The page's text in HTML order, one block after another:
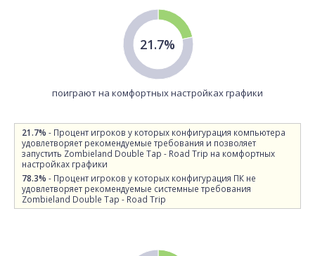
21.7%
поиграют на комфортных настройках графики
21.7% - Процент игроков у которых конфигурация компьютера
удовлетворяет рекомендуемые требования и позволяет
запустить Zombieland Double Tap - Road Trip на комфортных
настройках графики
78.3% - Процент игроков у которых конфигурация ПК не
удовлетворяет рекомендуемые системные требования
Zombieland Double Tap - Road Trip